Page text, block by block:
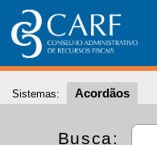
Sistemas: Acordãos
Busca: